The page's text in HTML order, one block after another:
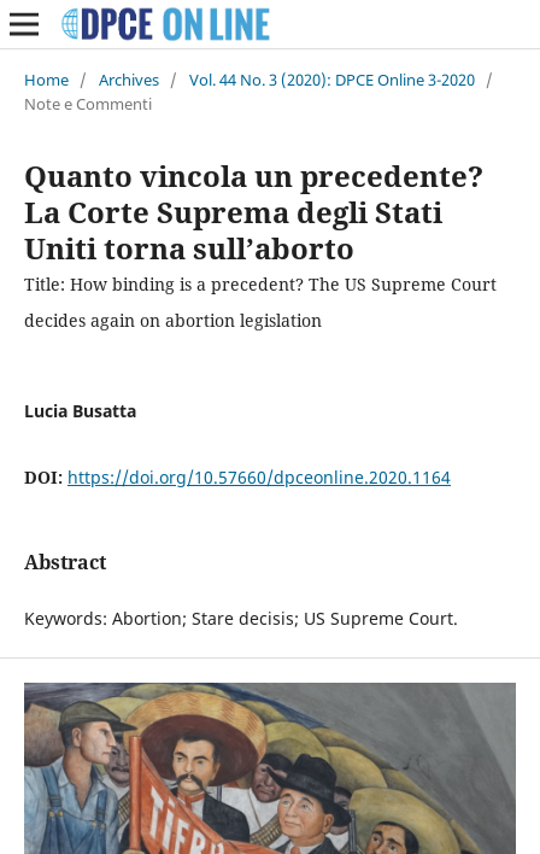
Home / Archives / Vol. 44 No. 3 (2020): DPCE Online 3-2020 /
Note e Commenti
Quanto vincola un precedente?
La Corte Suprema degli Stati
Uniti torna sull’aborto
Title: How binding is a precedent? The US Supreme Court
decides again on abortion legislation
Lucia Busatta
DOI: https://doi.org/10.57660/dpceonline.2020.1164
Abstract
Keywords: Abortion; Stare decisis; US Supreme Court.